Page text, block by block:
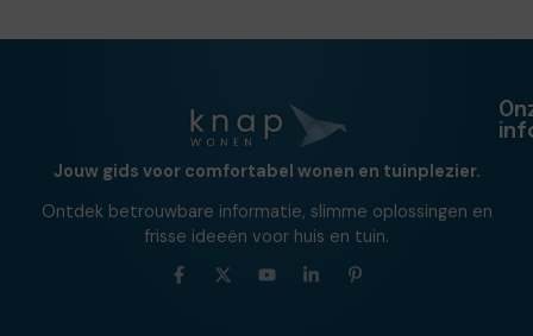
Jouw gids voor comfortabel wonen en tuinplezier.
Ontdek betrouwbare informatie, slimme oplossingen en
frisse ideeën voor huis en tuin.